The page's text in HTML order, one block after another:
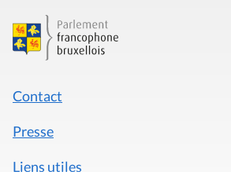
Contact
Presse
Liens utiles